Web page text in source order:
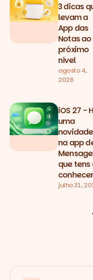
3 dicas
levam a
App das
Notas ao
próximo
nível
agosto 4,
2026
iOS 27 -
uma
novidade
na app
que tens
conhecer
julho 31,